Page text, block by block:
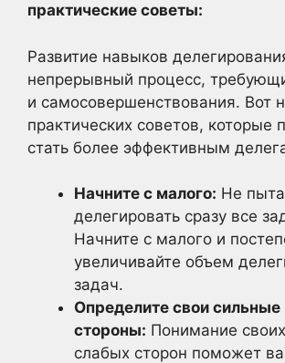
практические советы:
Развитие навыков
непрерывный процесс,
и самосовершенствования. Вот
практических советов, которые
стать более эффективным
Начните с малого: Не
делегировать сразу все
Начните с малого и
увеличивайте объем
задач.
Определите свои
стороны: Понимание
слабых сторон поможет